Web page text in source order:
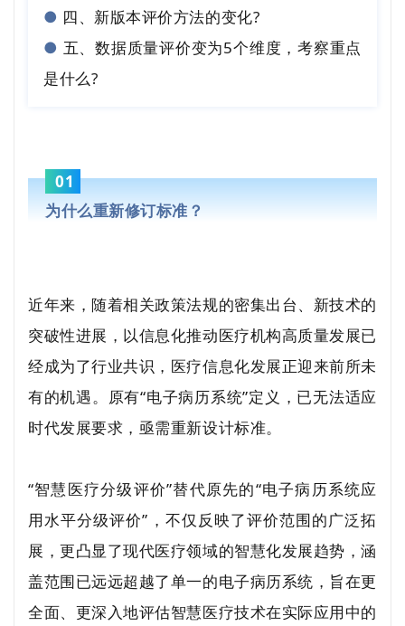
● 四、新版本评价方法的变化?
● 五、数据质量评价变为5个维度，考察重点
是什么?
01
为什么重新修订标准？
近年来，随着相关政策法规的密集出台、新技术的
突破性进展，以信息化推动医疗机构高质量发展已
经成为了行业共识，医疗信息化发展正迎来前所未
有的机遇。原有“电子病历系统”定义，已无法适应
时代发展要求，亟需重新设计标准。
“智慧医疗分级评价”替代原先的“电子病历系统应
用水平分级评价”，不仅反映了评价范围的广泛拓
展，更凸显了现代医疗领域的智慧化发展趋势，涵
盖范围已远远超越了单一的电子病历系统，旨在更
全面、更深入地评估智慧医疗技术在实际应用中的